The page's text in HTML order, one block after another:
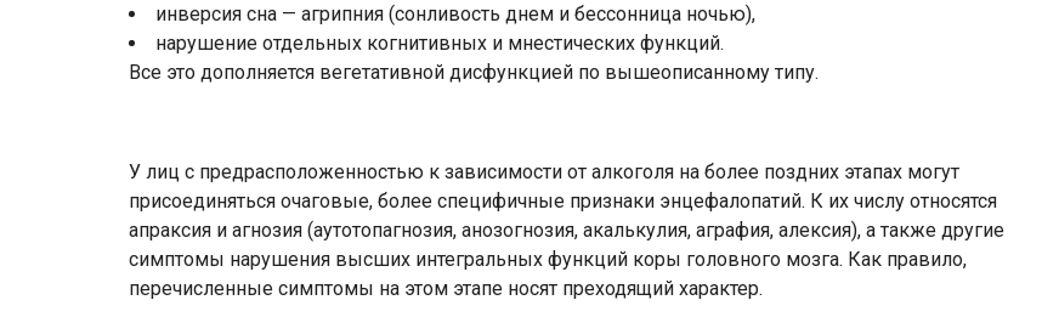
инверсия сна — агрипния (сонливость днем и бессонница ночью),
нарушение отдельных когнитивных и мнестических функций.
Все это дополняется вегетативной дисфункцией по вышеописанному типу.
У лиц с предрасположенностью к зависимости от алкоголя на более поздних этапах могут
присоединяться очаговые, более специфичные признаки энцефалопатий. К их числу относятся
апраксия и агнозия (аутотопагнозия, анозогнозия, акалькулия, аграфия, алексия), а также другие
симптомы нарушения высших интегральных функций коры головного мозга. Как правило,
перечисленные симптомы на этом этапе носят преходящий характер.